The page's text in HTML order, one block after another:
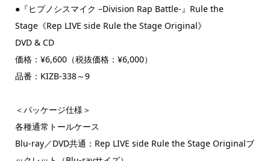
●『ヒプノシスマイク –Division Rap Battle-』Rule the
Stage《Rep LIVE side Rule the Stage Original》
DVD & CD
価格：¥6,600（税抜価格：¥6,000）
品番：KIZB-338～9
＜パッケージ仕様＞
各種通常トールケース
Blu-ray／DVD共通：Rep LIVE side Rule the Stage Originalブ